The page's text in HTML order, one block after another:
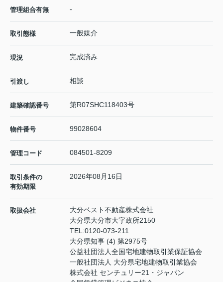
管理組合有無 -
取引態様 一般媒介
現況 完成済み
引渡し 相談
建築確認番号 第R07SHC118403号
物件番号 99028604
管理コード 084501-8209
取引条件の
有効期限
2026年08月16日
取扱会社
大分ベスト不動産株式会社
大分県大分市大字政所2150
TEL:0120-073-211
大分県知事 (4) 第2975号
公益社団法人全国宅地建物取引業保証協会
一般社団法人 大分県宅地建物取引業協会
株式会社 センチュリー21・ジャパン